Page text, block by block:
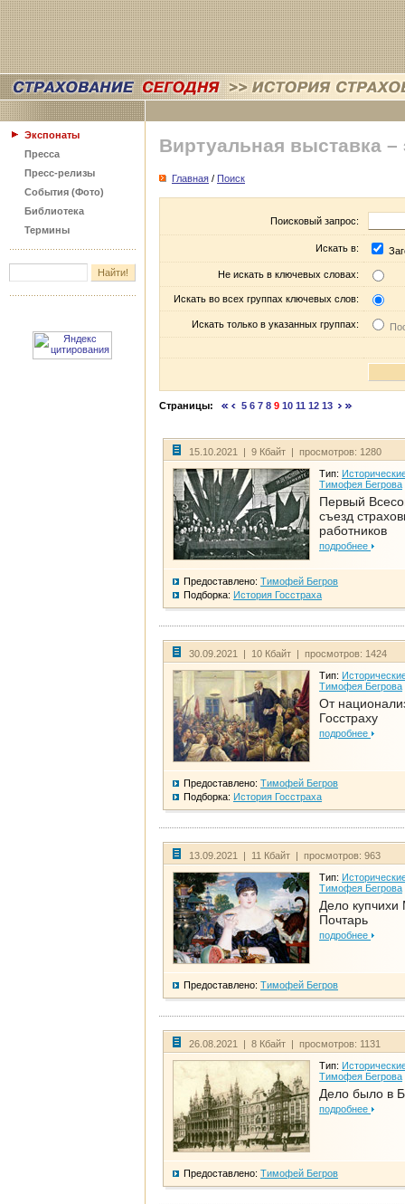
Экспонаты
Пресса
Пресс-релизы
События (Фото)
Библиотека
Термины
Виртуальная выставка –
Главная / Поиск
Поисковый запрос:
Искать в:
Не искать в ключевых словах:
Искать во всех группах ключевых слов:
Искать только в указанных группах:
Страницы: 5 6 7 8 9 10 11 12 13
15.10.2021 | 9 Кбайт | просмотров: 1280
Тип:
Тимофея Бегрова
Первый
съезд
работников
подробнее
Предоставлено: Тимофей Бегров
Подборка: История Госстраха
30.09.2021 | 10 Кбайт | просмотров: 1424
Тип:
Тимофея Бегрова
От
Госстраху
подробнее
Предоставлено: Тимофей Бегров
Подборка: История Госстраха
13.09.2021 | 11 Кбайт | просмотров: 963
Тип:
Тимофея Бегрова
Дело
Почтарь
подробнее
Предоставлено: Тимофей Бегров
26.08.2021 | 8 Кбайт | просмотров: 1131
Тип:
Тимофея Бегрова
Дело было в
подробнее
Предоставлено: Тимофей Бегров